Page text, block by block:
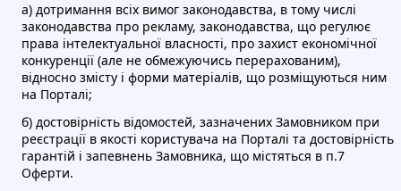
a) дотримання всіх вимог законодавства, в тому числі
законодавства про рекламу, законодавства, що регулює
права інтелектуальної власності, про захист економічної
конкуренції (але не обмежуючись перерахованим),
відносно змісту і форми матеріалів, що розміщуються ним
на Порталі;
б) достовірність відомостей, зазначених Замовником при
реєстрації в якості користувача на Порталі та достовірність
гарантій і запевнень Замовника, що містяться в п.7
Оферти.